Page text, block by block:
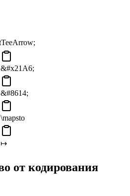
&#x21A6;
&#8614;
\mapsto
↦
от кодирования